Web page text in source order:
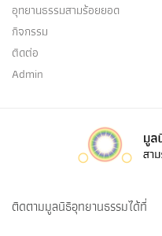
อุทยานธรรมสามร้อยยอด
กิจกรรม
ติดต่อ
Admin
ติดตามมูลนิธิอุทยานธรรมได้ที่